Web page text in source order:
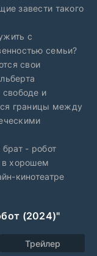
завести такого
с
семьи?
свои
и
границы между
- робот
в хорошем
кинотеатре
(2024)"
Трейлер